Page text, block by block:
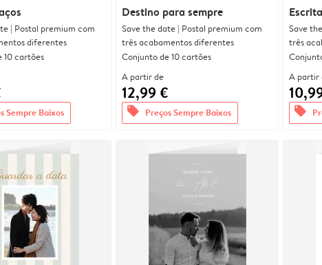
| Postal premium com
diferentes
10 cartões
Sempre Baixos
Destino para sempre
Save the date | Postal premium com
três acabamentos diferentes
Conjunto de 10 cartões
A partir de
12,99 €
offers Preços Sempre Baixos
Save
três
A partir
offers